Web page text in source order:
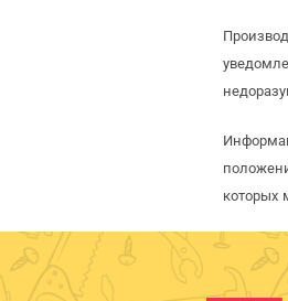
которых